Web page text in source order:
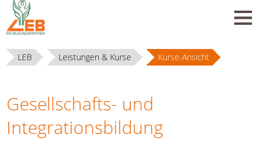
LEB Leistungen & Kurse Kurse-Ansicht
Gesellschafts- und
Integrationsbildung